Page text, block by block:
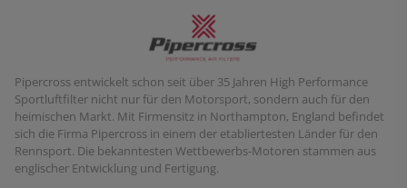
Pipercross entwickelt schon seit über 35 Jahren High Performance
Sportluftfilter nicht nur für den Motorsport, sondern auch für den
heimischen Markt. Mit Firmensitz in Northampton, England befindet
sich die Firma Pipercross in einem der etabliertesten Länder für den
Rennsport. Die bekanntesten Wettbewerbs-Motoren stammen aus
englischer Entwicklung und Fertigung.